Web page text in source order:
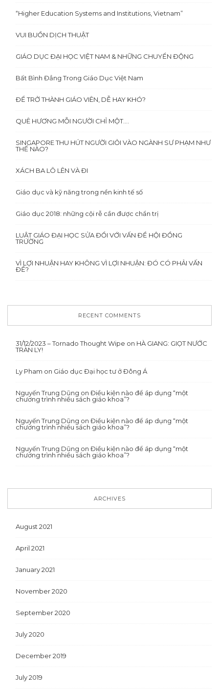
“Higher Education Systems and Institutions, Vietnam”
VUI BUỒN DỊCH THUẬT
GIÁO DỤC ĐẠI HỌC VIỆT NAM & NHỮNG CHUYỂN ĐỘNG
Bất Bình Đẳng Trong Giáo Dục Việt Nam
ĐỂ TRỞ THÀNH GIÁO VIÊN, DỄ HAY KHÓ?
QUÊ HƯƠNG MỖI NGƯỜI CHỈ MỘT….
SINGAPORE THU HÚT NGƯỜI GIỎI VÀO NGÀNH SƯ PHẠM NHƯ
THẾ NÀO?
XÁCH BA LÔ LÊN VÀ ĐI
Giáo dục và kỹ năng trong nền kinh tế số
Giáo dục 2018: những cội rễ cần được chẩn trị
LUẬT GIÁO ĐẠI HỌC SỬA ĐỔI VỚI VẤN ĐỀ HỘI ĐỒNG
TRƯỜNG
VÌ LỢI NHUẬN HAY KHÔNG VÌ LỢI NHUẬN: ĐÓ CÓ PHẢI VẤN
ĐỀ?
RECENT COMMENTS
31/12/2023 – Tornado Thought Wipe on HÀ GIANG: GIỌT NƯỚC
TRÀN LY!
Ly Pham on Giáo dục Đại học tư ở Đông Á
Nguyến Trung Dũng onĐiều kiện nào để áp dụng “một
chương trình nhiều sách giáo khoa”?
Nguyến Trung Dũng onĐiều kiện nào để áp dụng “một
chương trình nhiều sách giáo khoa”?
Nguyến Trung Dũng onĐiều kiện nào để áp dụng “một
chương trình nhiều sách giáo khoa”?
ARCHIVES
August 2021
April 2021
January 2021
November 2020
September 2020
July 2020
December 2019
July 2019